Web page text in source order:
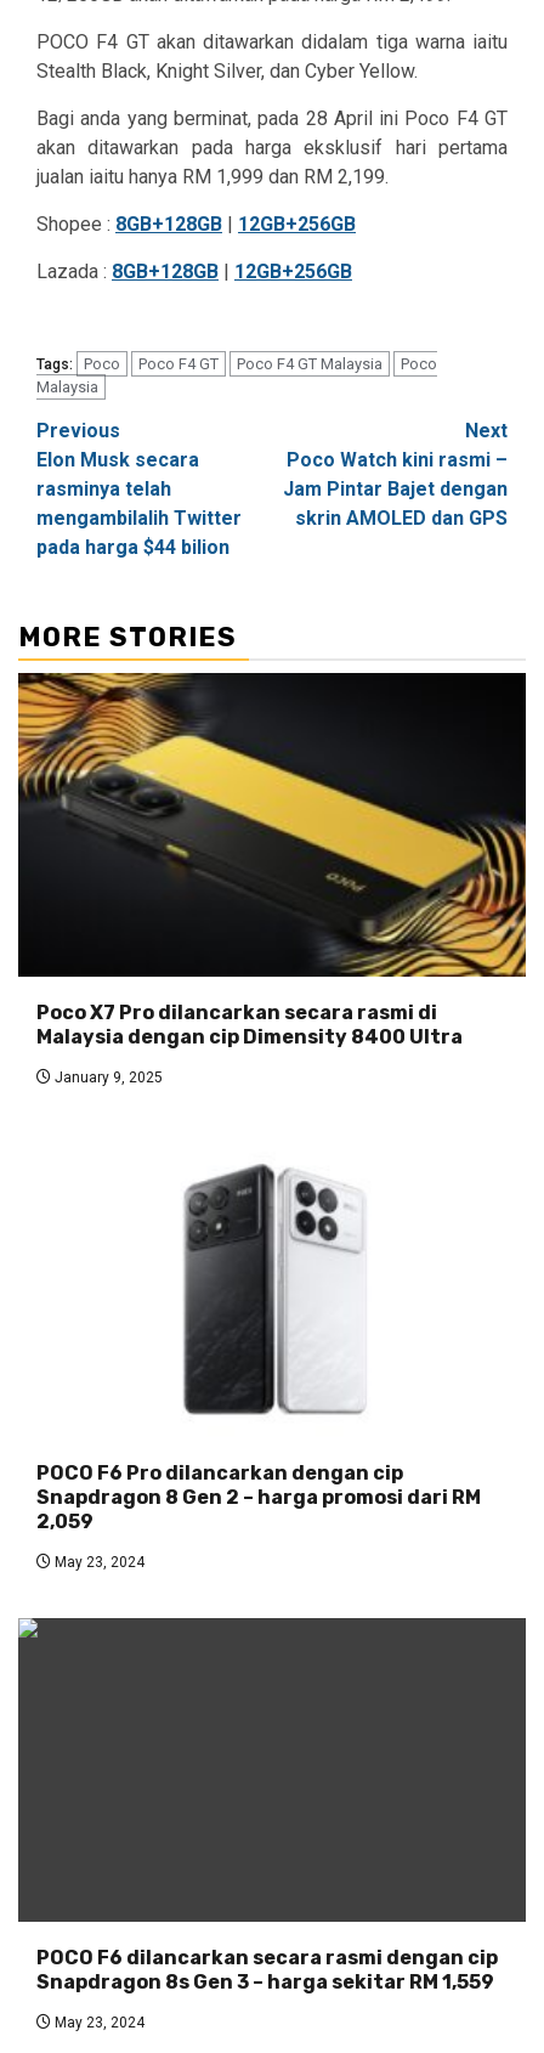
POCO F4 GT akan ditawarkan didalam tiga warna iaitu
Stealth Black, Knight Silver, dan Cyber Yellow.
Bagi anda yang berminat, pada 28 April ini Poco F4 GT
akan ditawarkan pada harga eksklusif hari pertama
jualan iaitu hanya RM 1,999 dan RM 2,199.
Shopee : 8GB+128GB | 12GB+256GB
Lazada : 8GB+128GB | 12GB+256GB
Tags: Poco Poco F4 GT Poco F4 GT Malaysia
Poco
Malaysia
Post
navigation
Previous
Elon Musk secara
rasminya telah
mengambilalih Twitter
pada harga $44 bilion
Next
Poco Watch kini rasmi –
Jam Pintar Bajet dengan
skrin AMOLED dan GPS
MORE STORIES
Poco X7 Pro dilancarkan secara rasmi di
Malaysia dengan cip Dimensity 8400 Ultra
January 9, 2025
POCO F6 Pro dilancarkan dengan cip
Snapdragon 8 Gen 2 – harga promosi dari RM
2,059
May 23, 2024
POCO F6 dilancarkan secara rasmi dengan cip
Snapdragon 8s Gen 3 – harga sekitar RM 1,559
May 23, 2024